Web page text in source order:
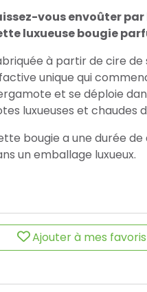
vous envoûter
luxueuse bougie
à partir de cire
unique qui
et se déploie
luxueuses et chaudes
bougie a une durée
un emballage luxueux.
Ajouter à mes favoris